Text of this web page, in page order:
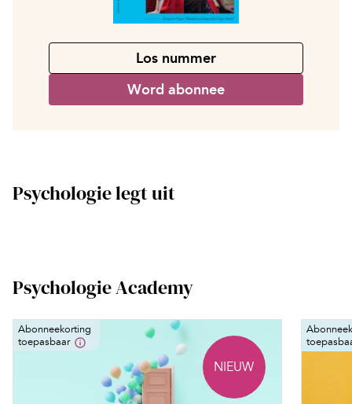
Los nummer
Word abonnee
Psychologie legt uit
Psychologie Academy
Abonneekorting
toepasbaar
NIEUW